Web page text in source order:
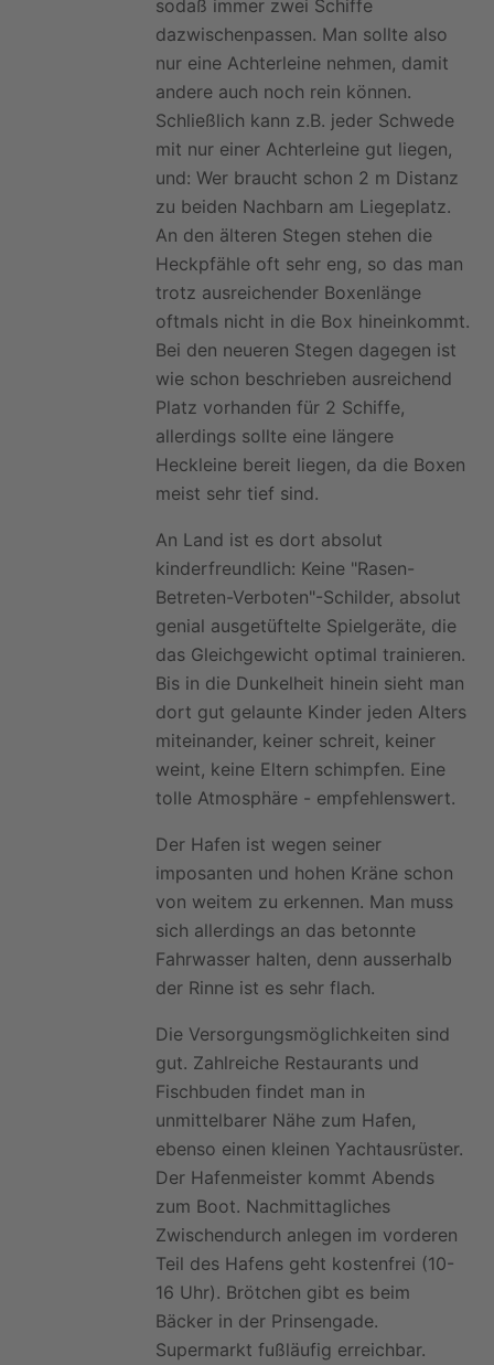
sodaß immer zwei Schiffe
dazwischenpassen. Man sollte also
nur eine Achterleine nehmen, damit
andere auch noch rein können.
Schließlich kann z.B. jeder Schwede
mit nur einer Achterleine gut liegen,
und: Wer braucht schon 2 m Distanz
zu beiden Nachbarn am Liegeplatz.
An den älteren Stegen stehen die
Heckpfähle oft sehr eng, so das man
trotz ausreichender Boxenlänge
oftmals nicht in die Box hineinkommt.
Bei den neueren Stegen dagegen ist
wie schon beschrieben ausreichend
Platz vorhanden für 2 Schiffe,
allerdings sollte eine längere
Heckleine bereit liegen, da die Boxen
meist sehr tief sind.
An Land ist es dort absolut
kinderfreundlich: Keine "Rasen-
Betreten-Verboten"-Schilder, absolut
genial ausgetüftelte Spielgeräte, die
das Gleichgewicht optimal trainieren.
Bis in die Dunkelheit hinein sieht man
dort gut gelaunte Kinder jeden Alters
miteinander, keiner schreit, keiner
weint, keine Eltern schimpfen. Eine
tolle Atmosphäre - empfehlenswert.
Der Hafen ist wegen seiner
imposanten und hohen Kräne schon
von weitem zu erkennen. Man muss
sich allerdings an das betonnte
Fahrwasser halten, denn ausserhalb
der Rinne ist es sehr flach.
Die Versorgungsmöglichkeiten sind
gut. Zahlreiche Restaurants und
Fischbuden findet man in
unmittelbarer Nähe zum Hafen,
ebenso einen kleinen Yachtausrüster.
Der Hafenmeister kommt Abends
zum Boot. Nachmittagliches
Zwischendurch anlegen im vorderen
Teil des Hafens geht kostenfrei (10-
16 Uhr). Brötchen gibt es beim
Bäcker in der Prinsengade.
Supermarkt fußläufig erreichbar.